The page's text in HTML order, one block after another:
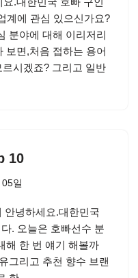
계에 관심 있으신가요?
분야에 대해 이리저리
보면,처음 접하는 용어
시겠죠? 그리고 일반
10
일
안녕하세요.대한민국
. 오늘은 호빠선수 분
해 한 번 얘기 해볼까
그리고 추천 향수 브랜